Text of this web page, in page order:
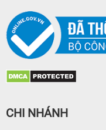
CHI NHÁNH